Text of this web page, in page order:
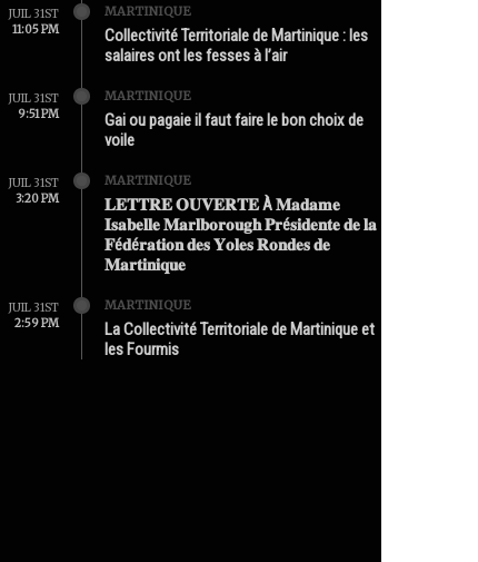
JUIL 31ST
11:05 PM
MARTINIQUE
Collectivité Territoriale de Martinique : les
salaires ont les fesses à l’air
JUIL 31ST
9:51 PM
MARTINIQUE
Gai ou pagaie il faut faire le bon choix de
voile
JUIL 31ST
3:20 PM
MARTINIQUE
𝐋𝐄𝐓𝐓𝐑𝐄 𝐎𝐔𝐕𝐄𝐑𝐓𝐄 À 𝐌𝐚𝐝𝐚𝐦𝐞
𝐈𝐬𝐚𝐛𝐞𝐥𝐥𝐞 𝐌𝐚𝐫𝐥𝐛𝐨𝐫𝐨𝐮𝐠𝐡 𝐏𝐫é𝐬𝐢𝐝𝐞𝐧𝐭𝐞 𝐝𝐞 𝐥𝐚
𝐅é𝐝é𝐫𝐚𝐭𝐢𝐨𝐧 𝐝𝐞𝐬 𝐘𝐨𝐥𝐞𝐬 𝐑𝐨𝐧𝐝𝐞𝐬 𝐝𝐞
𝐌𝐚𝐫𝐭𝐢𝐧𝐢𝐪𝐮𝐞
JUIL 31ST
2:59 PM
MARTINIQUE
La Collectivité Territoriale de Martinique et
les Fourmis